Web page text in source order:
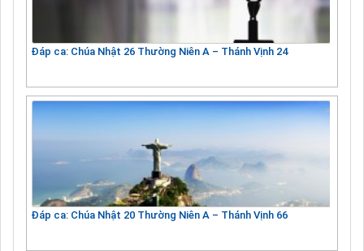
Đáp ca: Chúa Nhật 26 Thường Niên A – Thánh Vịnh 24
Đáp ca: Chúa Nhật 20 Thường Niên A – Thánh Vịnh 66